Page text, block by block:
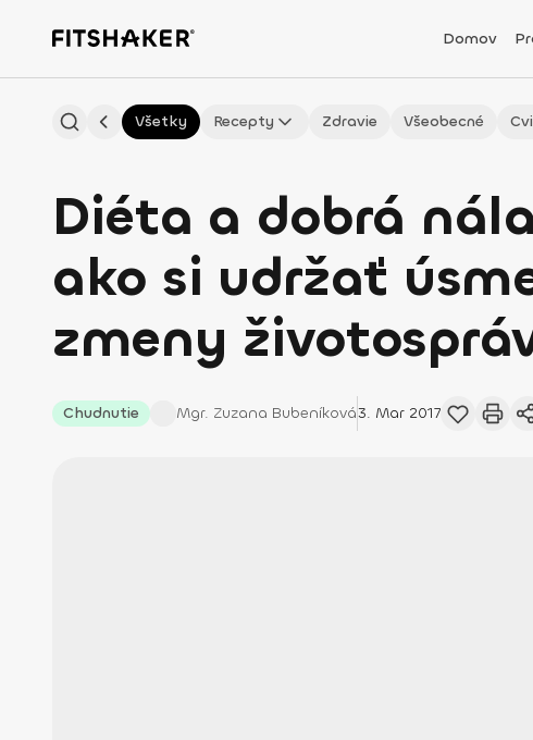
Domov
Všetky Recepty Zdravie Všeobecné
Diéta a dobrá
ako si udržať
zmeny
Chudnutie Mgr. Zuzana Bubeníková3. Mar 2017